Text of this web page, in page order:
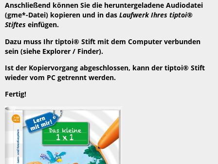
Anschließend können Sie die heruntergeladene Audiodatei
(gme*-Datei) kopieren und in dasLaufwerk Ihres tiptoi®
Stiftes einfügen.
Dazu muss Ihr tiptoi® Stift mit dem Computer verbunden
sein (siehe Explorer / Finder).
Ist der Kopiervorgang abgeschlossen, kann der tiptoi® Stift
wieder vom PC getrennt werden.
Fertig!